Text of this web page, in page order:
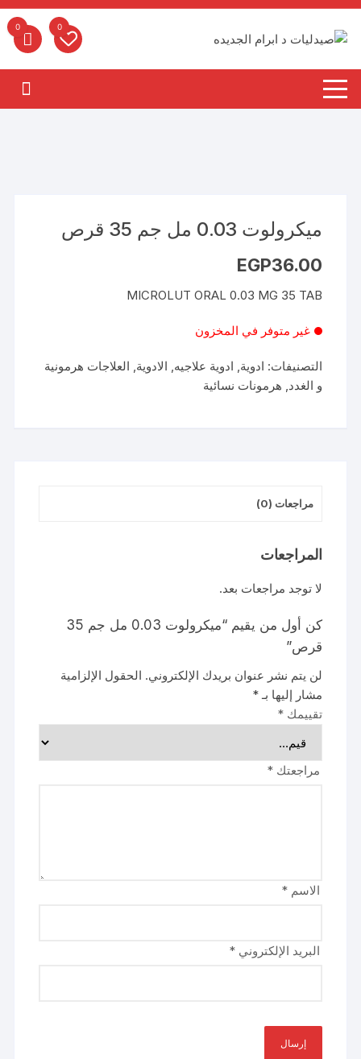
التجاوز
إلى
المحتوى
0
0
ميكرولوت 0.03 مل جم 35 قرص
EGP36.00
MICROLUT ORAL 0.03 MG 35 TAB
غير متوفر في المخزون
التصنيفات: ادوية, ادوية علاجيه, الادوية, العلاجات هرمونية
و الغدد, هرمونات نسائية
مراجعات (0)
المراجعات
لا توجد مراجعات بعد.
كن أول من يقيم “ميكرولوت 0.03 مل جم 35
قرص”
لن يتم نشر عنوان بريدك الإلكتروني. الحقول الإلزامية
مشار إليها بـ*
تقييمك*
مراجعتك*
الاسم*
البريد الإلكتروني*